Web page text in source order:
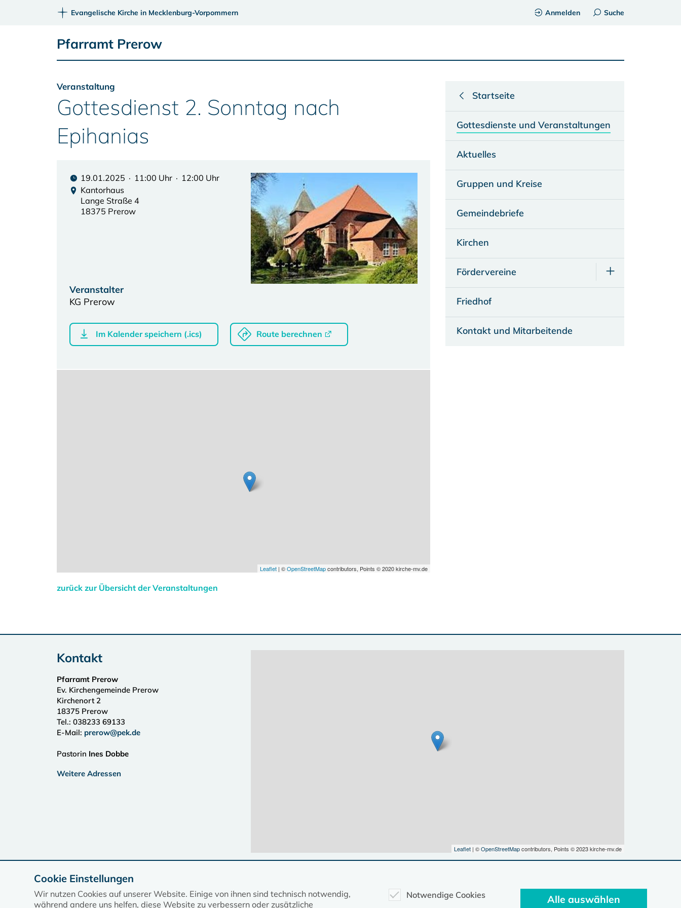
Evangelische Kirche in Mecklenburg-Vorpommern Anmelden Suche
Pfarramt Prerow
Veranstaltung
Gottesdienst 2. Sonntag nach
Epihanias
19.01.2025 · 11:00 Uhr · 12:00 Uhr
Kantorhaus
Lange Straße 4
18375 Prerow
Veranstalter
KG Prerow
Im Kalender speichern (.ics) Route berechnen
Leaflet| ©OpenStreetMapcontributors, Points © 2020 kirche-mv.de
zurück zur Übersicht der Veranstaltungen
Startseite
Gottesdienste und Veranstaltungen
Aktuelles
Gruppen und Kreise
Gemeindebriefe
Kirchen
Fördervereine
Friedhof
Kontakt und Mitarbeitende
Kontakt
Pfarramt Prerow
Ev. Kirchengemeinde Prerow
Kirchenort 2
18375 Prerow
Tel.: 038233 69133
E-Mail: prerow@pek.de
Pastorin Ines Dobbe
Weitere Adressen
Leaflet| ©OpenStreetMapcontributors, Points © 2023 kirche-mv.de
Diese Seite gehört zum Portal
kirche-mv.de
Cookie Einstellungen
Wir nutzen Cookies auf unserer Website. Einige von ihnen sind technisch notwendig,
während andere uns helfen, diese Website zu verbessern oder zusätzliche
Notwendige Cookies Alle auswählen